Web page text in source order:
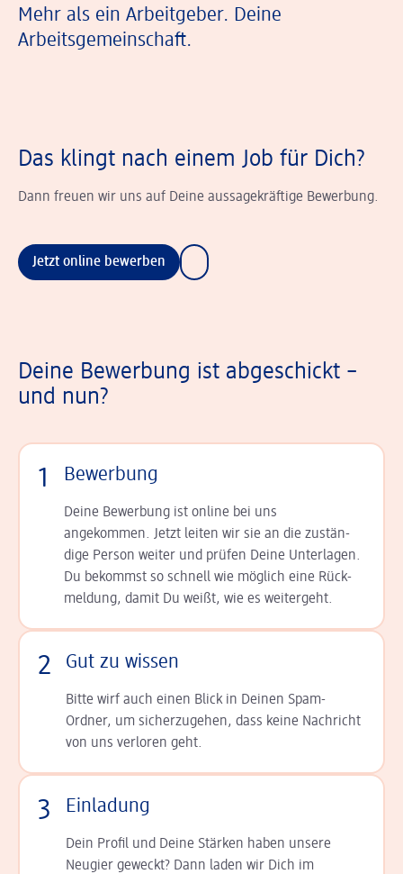
Mehr als ein Arbeitgeber. Deine
Arbeitsgemeinschaft.
Das klingt nach einem Job für Dich?
Dann freuen wir uns auf Deine aussagekräftige Bewerbung.
Jetzt online bewerben
Deine Bewerbung ist abgeschickt –
und nun?
1 Bewerbung
Deine Bewerbung ist online bei uns
angekommen. Jetzt leiten wir sie an die zu­stän­
dige Person weiter und prüfen Deine Unterlagen.
Du bekommst so schnell wie möglich eine Rück­
meldung, damit Du weißt, wie es weitergeht.
2 Gut zu wissen
Bitte wirf auch einen Blick in Deinen Spam-
Ordner, um sicherzugehen, dass keine Nachricht
von uns verloren geht.
3 Einladung
Dein Profil und Deine Stär­ken haben unsere
Neugier geweckt? Dann laden wir Dich im